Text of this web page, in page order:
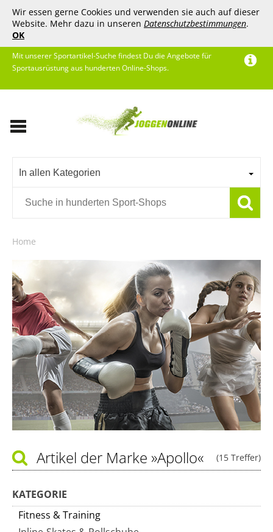
Wir essen gerne Cookies und verwenden sie auch auf dieser
Website. Mehr dazu in unseren Datenschutzbestimmungen.
OK
Mit unserer Sportartikel-Suche findest Du die Angebote für
Sportausrüstung aus hunderten Online-Shops.
In allen Kategorien
Home
(15 Treffer)
Artikel der Marke »Apollo«
KATEGORIE
Fitness & Training